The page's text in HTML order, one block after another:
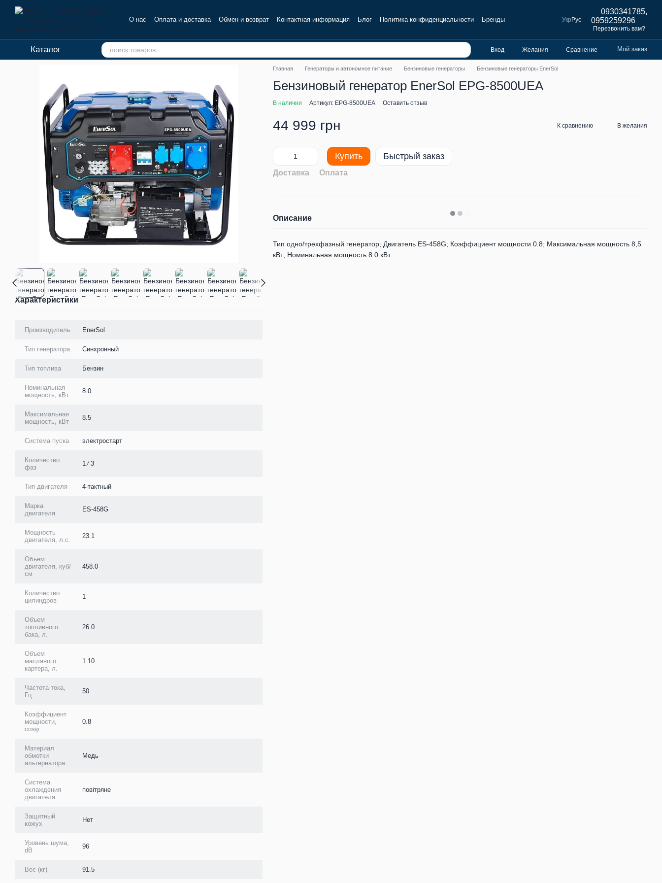
Перейти к основному контенту
О нас Оплата и доставка Обмен и возврат Контактная информация Блог Политика конфиденциальности
Бренды
Укр Рус
0930341785,
0959259296
Перезвонить вам?
Каталог Вход Желания Сравнение Мой заказ
Характеристики
Производитель EnerSol
Тип генератора Синхронный
Тип топлива Бензин
Номинальная
мощность, кВт
8.0
Максимальная
мощность, кВт
8.5
Система пуска электростарт
Количество
фаз
1 ⁄ 3
Тип двигателя 4-тактный
Марка
двигателя
ES-458G
Мощность
двигателя, л.с.
23.1
Объем
двигателя, куб/
см
458.0
Количество
цилиндров
1
Объем
топливного
бака, л.
26.0
Объем
масляного
картера, л.
1.10
Частота тока,
Гц
50
Коэффициент
мощности,
cosφ
0.8
Материал
обмотки
альтернатора
Медь
Система
охлаждения
двигателя
повітряне
Защитный
кожух
Нет
Уровень шума,
dB
96
Вес (кг) 91.5
Главная Генераторы и автономное питание Бензиновые генераторы Бензиновые генераторы EnerSol
Бензиновый генератор EnerSol EPG-8500UEA
В наличии Артикул: EPG-8500UEA Оставить отзыв
44 999 грн К сравнению В желания
Купить Быстрый заказ
Доставка Оплата
Описание
Тип одно/трехфазный генератор; Двигатель ES-458G; Коэффициент мощности 0.8; Максимальная мощность 8,5
кВт; Номинальная мощность 8.0 кВт